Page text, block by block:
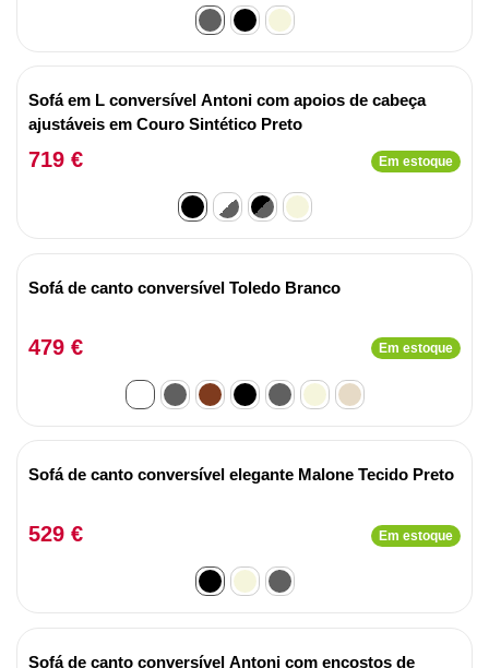
Sofá em L conversível Antoni com apoios de cabeça
ajustáveis em Couro Sintético Preto
719 € Em estoque
Sofá de canto conversível Toledo Branco
479 € Em estoque
Sofá de canto conversível elegante Malone Tecido Preto
529 € Em estoque
Sofá de canto conversível Antoni com encostos de